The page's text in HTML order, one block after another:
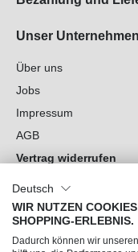
Unser Unternehmen
Über uns
Jobs
Impressum
AGB
Vertrag widerrufen
Cookie-Einstellungen
Du hast Fragen?
Deutsch
WIR NUTZEN
SHOPPING-ERLEBNIS.
Dadurch können wir